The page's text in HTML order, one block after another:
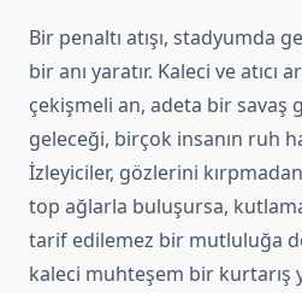
Bir penaltı atışı, stadyumda
bir anı yaratır. Kaleci ve atıcı
çekişmeli an, adeta bir savaş
geleceği, birçok insanın ruh
İzleyiciler, gözlerini
top ağlarla buluşursa,
tarif edilemez bir mutluluğa
kaleci muhteşem bir kurtarış